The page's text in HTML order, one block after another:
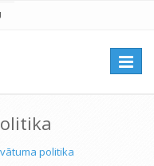
politika